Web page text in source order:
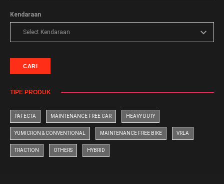
Kendaraan
CARI
TIPE PRODUK
PAFECTA MAINTENANCE FREE CAR HEAVY DUTY
YUMICRON & CONVENTIONAL MAINTENANCE FREE BIKE VRLA
TRACTION OTHERS HYBRID